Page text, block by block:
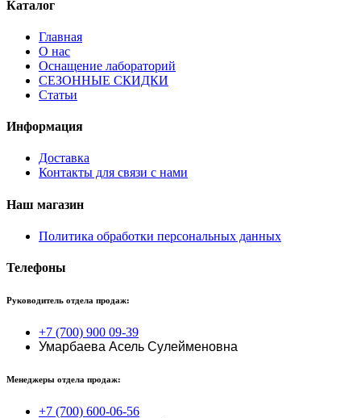
Каталог
Главная
О нас
Оснащение лабораторий
СЕЗОННЫЕ СКИДКИ
Статьи
Информация
Доставка
Контакты для связи с нами
Наш магазин
Политика обработки персональных данных
Телефоны
Руководитель отдела продаж:
+7 (700) 900 09-39
Умарбаева Асель Сулейменовна
Менеджеры отдела продаж:
+7 (700) 600-06-56